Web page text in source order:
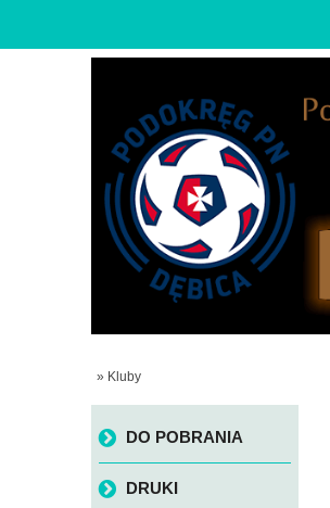
» Kluby
DO POBRANIA
DRUKI